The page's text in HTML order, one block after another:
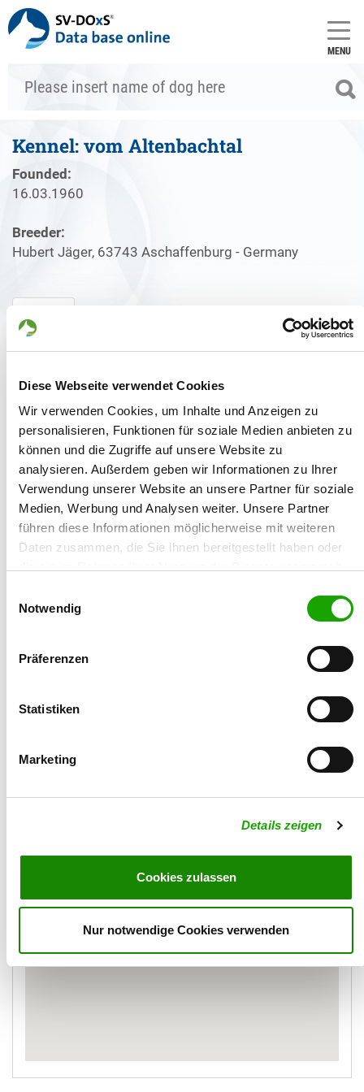
Diese Webseite verwendet Cookies
Wir verwenden Cookies, um Inhalte und Anzeigen zu
personalisieren, Funktionen für soziale Medien anbieten zu
können und die Zugriffe auf unsere Website zu
analysieren. Außerdem geben wir Informationen zu Ihrer
Verwendung unserer Website an unsere Partner für soziale
Medien, Werbung und Analysen weiter. Unsere Partner
führen diese Informationen möglicherweise mit weiteren
Daten zusammen, die Sie ihnen bereitgestellt haben oder
Sie unsere Webseite weiterhin nutzen.
Notwendig
Präferenzen
Statistiken
Marketing
Details zeigen
Cookies zulassen
Nur notwendige Cookies verwenden
MENU
Kennel: vom Altenbachtal
Founded:
16.03.1960
Breeder:
Hubert Jäger, 63743 Aschaffenburg - Germany
Kennel
16.03.1960
Breeder:
Hubert Jäger
Street/No.:
Hauptstr. 82
Germany
Mobile:
Email:
Karte